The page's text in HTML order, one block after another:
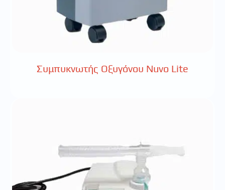
Συμπυκνωτής Οξυγόνου Nuvo Lite